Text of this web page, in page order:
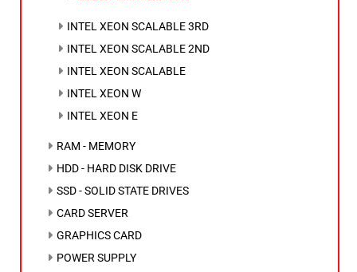
INTEL XEON SCALABLE 3RD
INTEL XEON SCALABLE 2ND
INTEL XEON SCALABLE
INTEL XEON W
INTEL XEON E
RAM - MEMORY
HDD - HARD DISK DRIVE
SSD - SOLID STATE DRIVES
CARD SERVER
GRAPHICS CARD
POWER SUPPLY